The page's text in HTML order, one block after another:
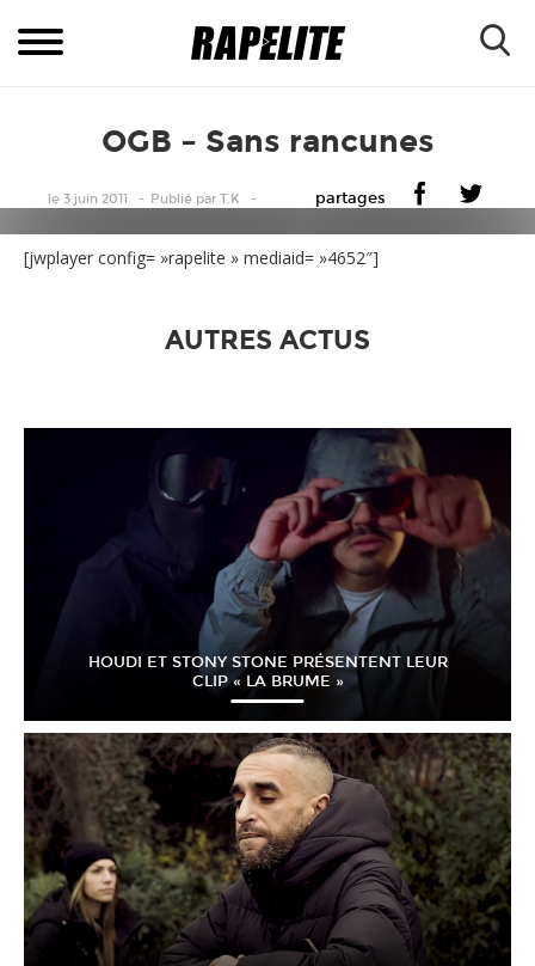
OGB – Sans rancunes
le 3 juin 2011 Publiépar T.K partages
[jwplayer config= »rapelite » mediaid= »4652″]
AUTRES ACTUS
HOUDI ET STONY STONE PRÉSENTENT LEUR
CLIP « LA BRUME »